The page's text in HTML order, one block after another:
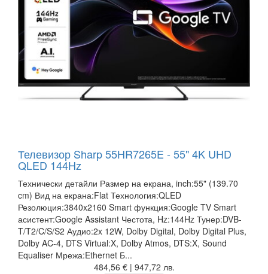
Телевизор Sharp 55HR7265E - 55" 4K UHD
QLED 144Hz
Технически детайли Размер на екрана, inch:55" (139.70
cm) Вид на екрана:Flat Технология:QLED
Резолюция:3840x2160 Smart функция:Google TV Smart
асистент:Google Assistant Честота, Hz:144Hz Тунер:DVB-
T/T2/C/S/S2 Аудио:2x 12W, Dolby Digital, Dolby Digital Plus,
Dolby AC-4, DTS Virtual:X, Dolby Atmos, DTS:X, Sound
Equaliser Мрежа:Ethernet Б...
484,56 € | 947,72 лв.